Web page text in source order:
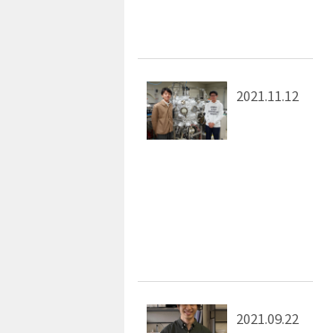
2021.11.12
2021.09.22